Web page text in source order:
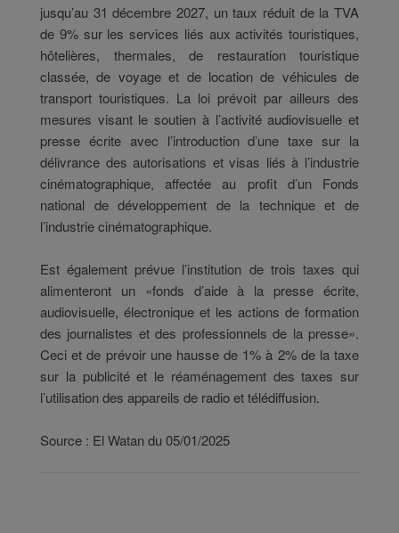
jusqu’au 31 décembre 2027, un taux réduit de la TVA
de 9% sur les services liés aux activités touristiques,
hôtelières, thermales, de restauration touristique
classée, de voyage et de location de véhicules de
transport touristiques. La loi prévoit par ailleurs des
mesures visant le soutien à l’activité audiovisuelle et
presse écrite avec l’introduction d’une taxe sur la
délivrance des autorisations et visas liés à l’industrie
cinématographique, affectée au profit d’un Fonds
national de développement de la technique et de
l’industrie cinématographique.
Est également prévue l’institution de trois taxes qui
alimenteront un «fonds d’aide à la presse écrite,
audiovisuelle, électronique et les actions de formation
des journalistes et des professionnels de la presse».
Ceci et de prévoir une hausse de 1% à 2% de la taxe
sur la publicité et le réaménagement des taxes sur
l’utilisation des appareils de radio et télédiffusion.
Source : El Watan du 05/01/2025